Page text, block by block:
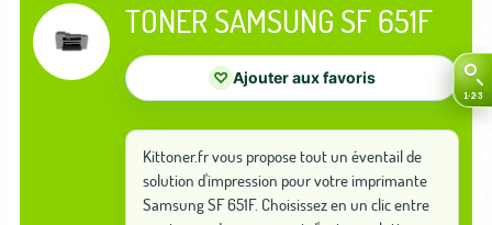
TONER SAMSUNG SF 651F
♡ Ajouter aux favoris
Kittoner.fr vous propose tout un éventail de
solution d'impression pour votre imprimante
Samsung SF 651F. Choisissez en un clic entre